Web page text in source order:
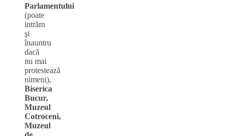
Parlamentului
(poate
intrăm
şi
înauntru
dacă
nu mai
protestează
nimeni),
Biserica
Bucur,
Muzeul
Cotroceni,
Muzeul